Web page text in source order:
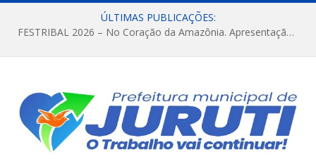
ÚLTIMAS PUBLICAÇÕES:
FESTRIBAL 2026 – No Coração da Amazônia. Apresentação da Munduruku.